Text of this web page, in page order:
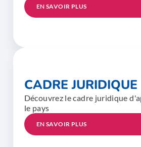
EN SAVOIR PLUS
CADRE JURIDIQUE
Découvrez le cadre juridique
le pays
EN SAVOIR PLUS